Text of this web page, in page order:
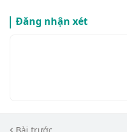
Đăng nhận xét
Bài trước